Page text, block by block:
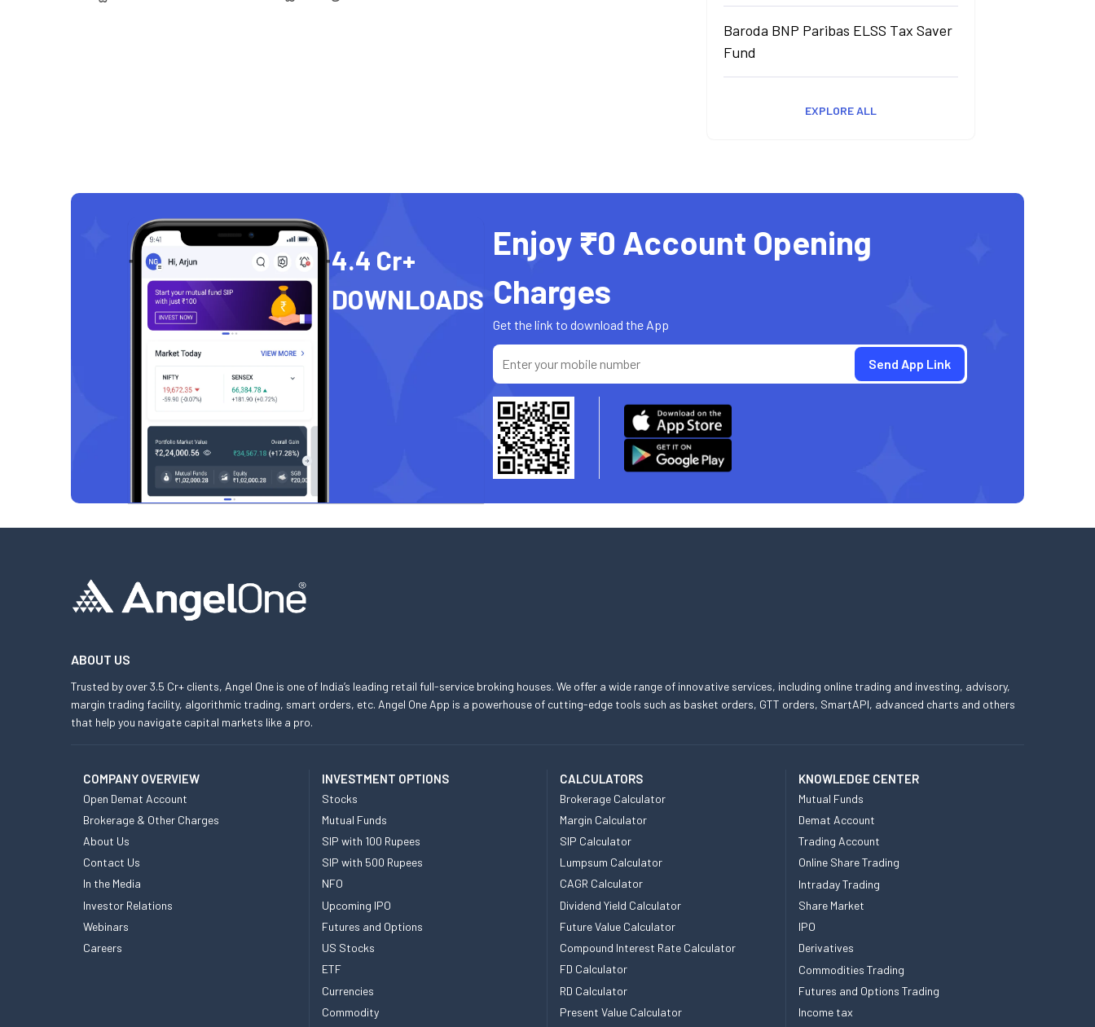
Baroda BNP Paribas ELSS Tax Saver
Fund
EXPLORE ALL
4.4 Cr+
DOWNLOADS
Enjoy ₹0 Account Opening
Charges
Get the link to download the App
ABOUT US
Trusted by over 3.5 Cr+ clients, Angel One is one of India’s leading retail full-service broking houses. We offer a wide range of innovative services, including online trading and investing, advisory,
margin trading facility, algorithmic trading, smart orders, etc. Angel One App is a powerhouse of cutting-edge tools such as basket orders, GTT orders, SmartAPI, advanced charts and others
that help you navigate capital markets like a pro.
COMPANY OVERVIEW
Open Demat Account
Brokerage & Other Charges
About Us
Contact Us
In the Media
Investor Relations
Webinars
Careers
INVESTMENT OPTIONS
Stocks
Mutual Funds
SIP with 100 Rupees
SIP with 500 Rupees
NFO
Upcoming IPO
Futures and Options
US Stocks
ETF
Currencies
Commodity
CALCULATORS
Brokerage Calculator
Margin Calculator
SIP Calculator
Lumpsum Calculator
CAGR Calculator
Dividend Yield Calculator
Future Value Calculator
Compound Interest Rate Calculator
FD Calculator
RD Calculator
Present Value Calculator
KNOWLEDGE CENTER
Mutual Funds
Demat Account
Trading Account
Online Share Trading
Intraday Trading
Share Market
IPO
Derivatives
Commodities Trading
Futures and Options Trading
Income tax